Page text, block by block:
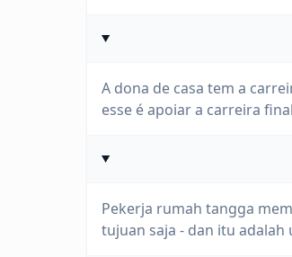
A dona de casa tem a
esse é apoiar a carreira
Pekerja rumah tangga
tujuan saja - dan itu